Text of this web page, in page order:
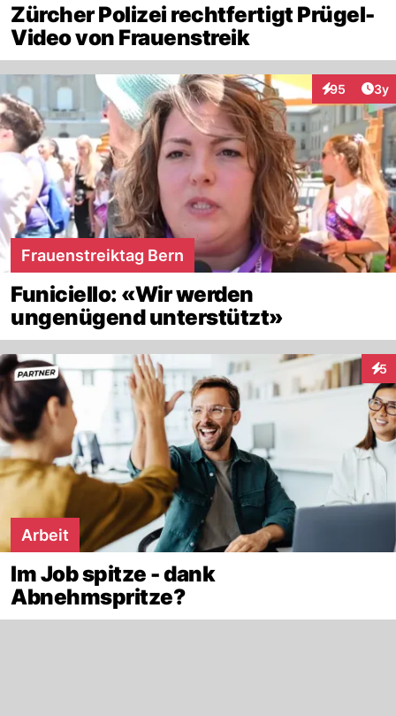
Zürcher Polizei rechtfertigt Prügel-
Video von Frauenstreik
95
Interaktionen
3y
Frauenstreiktag Bern
Funiciello: «Wir werden
ungenügend unterstützt»
5
Arbeit
Im Job spitze - dank
Abnehmspritze?